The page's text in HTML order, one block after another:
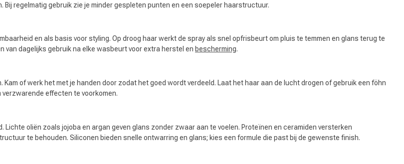
regelmatig gebruik zie je minder gespleten punten en een soepeler haarstructuur.
en als basis voor styling. Op droog haar werkt de spray als snel opfrisbeurt om pluis te temmen en glans terug te
dagelijks gebruik na elke wasbeurt voor extra herstel en bescherming.
of werk het met je handen door zodat het goed wordt verdeeld. Laat het haar aan de lucht drogen of gebruik een föhn
effecten te voorkomen.
oliën zoals jojoba en argan geven glans zonder zwaar aan te voelen. Proteïnen en ceramiden versterken
te behouden. Siliconen bieden snelle ontwarring en glans; kies een formule die past bij de gewenste finish.